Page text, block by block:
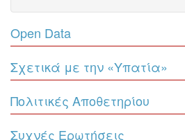
Open Data
Σχετικά με την «Υπατία»
Πολιτικές Αποθετηρίου
Συχνές Ερωτήσεις